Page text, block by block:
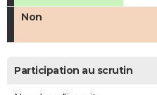
Non
Participation au scrutin